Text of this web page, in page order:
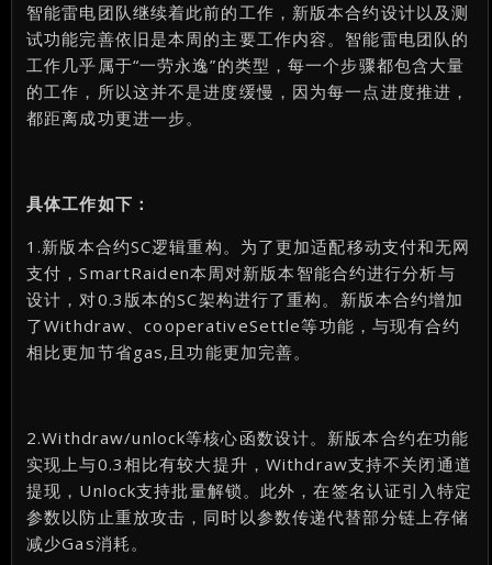
智能雷电团队继续着此前的工作，新版本合约设计以及测
试功能完善依旧是本周的主要工作内容。智能雷电团队的
工作几乎属于“一劳永逸”的类型，每一个步骤都包含大量
的工作，所以这并不是进度缓慢，因为每一点进度推进，
都距离成功更进一步。
具体工作如下：
1.新版本合约SC逻辑重构。为了更加适配移动支付和无网
支付，SmartRaiden本周对新版本智能合约进行分析与
设计，对0.3版本的SC架构进行了重构。新版本合约增加
了Withdraw、cooperativeSettle等功能，与现有合约
相比更加节省gas,且功能更加完善。
2.Withdraw/unlock等核心函数设计。新版本合约在功能
实现上与0.3相比有较大提升，Withdraw支持不关闭通道
提现，Unlock支持批量解锁。此外，在签名认证引入特定
参数以防止重放攻击，同时以参数传递代替部分链上存储
减少Gas消耗。